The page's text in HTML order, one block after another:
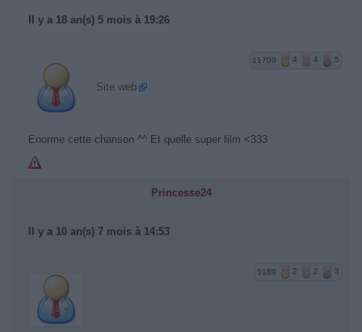
Il y a 18 an(s) 5 mois à 19:26
11709 4 4 5
Site web
Enorme cette chanson ^^ Et quelle super film <333
Princesse24
Il y a 10 an(s) 7 mois à 14:53
5189 2 2 3